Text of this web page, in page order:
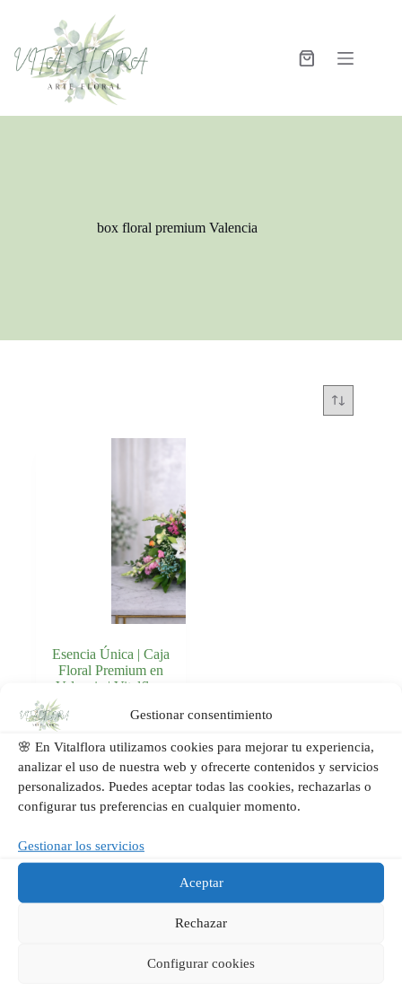
Gestionar consentimiento
🌸 En Vitalflora utilizamos cookies para mejorar tu experiencia,
analizar el uso de nuestra web y ofrecerte contenidos y servicios
personalizados. Puedes aceptar todas las cookies, rechazarlas o
configurar tus preferencias en cualquier momento.
Gestionar los servicios
Aceptar
Rechazar
Configurar cookies
box floral premium Valencia
Esencia Única | Caja
Floral Premium en
Valencia | Vitalflora
carrito
Síguenos en Redes